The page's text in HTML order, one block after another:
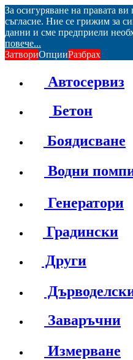
За осигуряване на правата
съгласие. Ние се грижим за
данни и сме предприели
повече...
ЗатвориОпцииРазбрах
Автосервиз
Бетон
Боядисване
Водни
Генератори
Градински
Други
Заваръчни
Измерване